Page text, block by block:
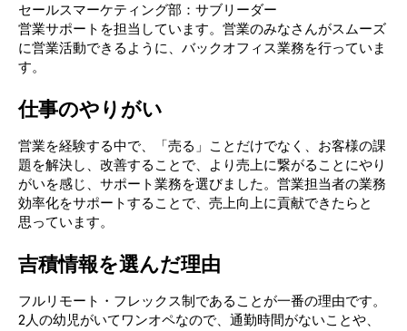
セールスマーケティング部：サブリーダー
営業サポートを担当しています。営業のみなさんがスムーズ
に営業活動できるように、バックオフィス業務を行っていま
す。
仕事のやりがい
営業を経験する中で、「売る」ことだけでなく、お客様の課
題を解決し、改善することで、より売上に繋がることにやり
がいを感じ、サポート業務を選びました。営業担当者の業務
効率化をサポートすることで、売上向上に貢献できたらと
思っています。
吉積情報を選んだ理由
フルリモート・フレックス制であることが一番の理由です。
2人の幼児がいてワンオペなので、通勤時間がないことや、